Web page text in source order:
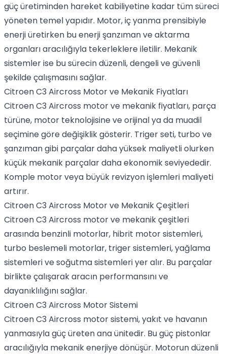
güç üretiminden hareket kabiliyetine kadar tüm süreci
yöneten temel yapıdır. Motor, iç yanma prensibiyle
enerji üretirken bu enerji şanzıman ve aktarma
organları aracılığıyla tekerleklere iletilir. Mekanik
sistemler ise bu sürecin düzenli, dengeli ve güvenli
şekilde çalışmasını sağlar.
Citroen C3 Aircross Motor ve Mekanik Fiyatları
Citroen C3 Aircross motor ve mekanik fiyatları, parça
türüne, motor teknolojisine ve orijinal ya da muadil
seçimine göre değişiklik gösterir. Triger seti, turbo ve
şanzıman gibi parçalar daha yüksek maliyetli olurken
küçük mekanik parçalar daha ekonomik seviyededir.
Komple motor veya büyük revizyon işlemleri maliyeti
artırır.
Citroen C3 Aircross Motor ve Mekanik Çeşitleri
Citroen C3 Aircross motor ve mekanik çeşitleri
arasında benzinli motorlar, hibrit motor sistemleri,
turbo beslemeli motorlar, triger sistemleri, yağlama
sistemleri ve soğutma sistemleri yer alır. Bu parçalar
birlikte çalışarak aracın performansını ve
dayanıklılığını sağlar.
Citroen C3 Aircross Motor Sistemi
Citroen C3 Aircross motor sistemi, yakıt ve havanın
yanmasıyla güç üreten ana ünitedir. Bu güç pistonlar
aracılığıyla mekanik enerjiye dönüşür. Motorun düzenli